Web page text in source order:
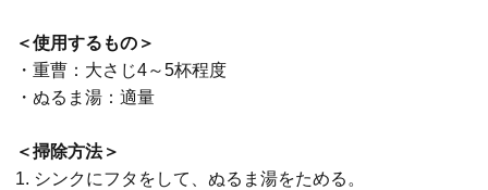
＜使用するもの＞
・重曹：大さじ4～5杯程度
・ぬるま湯：適量
＜掃除方法＞
1. シンクにフタをして、ぬるま湯をためる。